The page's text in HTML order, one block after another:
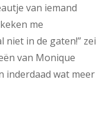
van iemand
me
niet in de gaten!” zei
van Monique
inderdaad wat meer